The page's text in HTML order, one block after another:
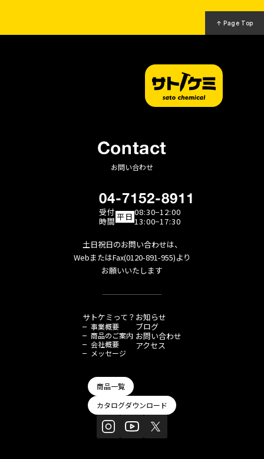
↑ Page Top
Contact
お問い合わせ
04-7152-8911
受付
時間平日 08:30−12:00
13:00−17:30
土日祝日のお問い合わせは、
WebまたはFax(0120-891-955)より
お願いいたします
サトケミって？
事業概要
商品のご案内
会社概要
メッセージ
お知らせ
ブログ
お問い合わせ
アクセス
商品一覧
カタログダウンロード